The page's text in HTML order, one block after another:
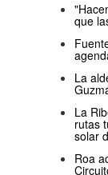
que
La
La
rutas
solar
Roa